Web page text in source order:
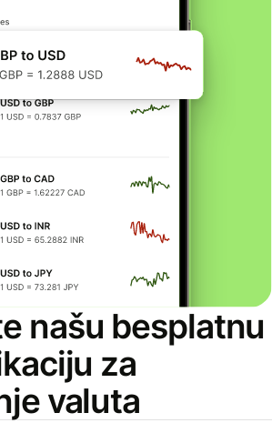
našu besplatnu
za
valuta